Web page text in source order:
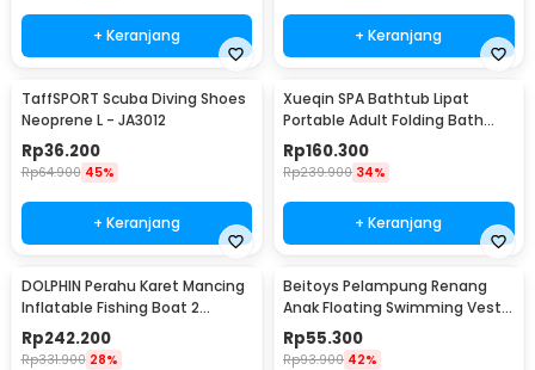
+ Keranjang + Keranjang
TaffSPORT Scuba Diving Shoes
Neoprene L - JA3012
Rp36.200
Rp64.900 45%
+ Keranjang
Xueqin SPA Bathtub Lipat
Portable Adult Folding Bath
65x70 cm - 18401
Rp160.300
Rp239.900 34%
+ Keranjang
DOLPHIN Perahu Karet Mancing
Inflatable Fishing Boat 2
Person - XC713
Rp242.200
Rp331.900 28%
Beitoys Pelampung Renang
Anak Floating Swimming Vest -
HW160
Rp55.300
Rp93.900 42%